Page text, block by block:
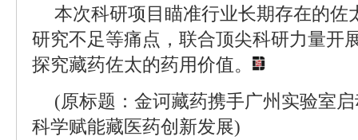
本次科研项目瞄准行业长期存在的佐
研究不足等痛点，联合顶尖科研力量开
探究藏药佐太的药用价值。
(原标题：金诃藏药携手广州实验室
科学赋能藏医药创新发展)